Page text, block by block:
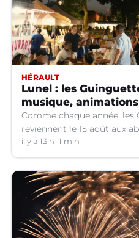
HÉRAULT
Lunel : les
musique,
Comme chaque année, les
reviennent le 15 août aux
(Hérault).
il y a 13 h 1 min